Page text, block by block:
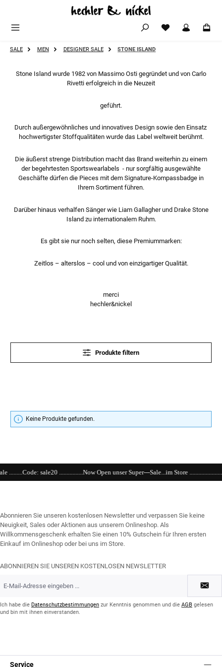
Zum Hauptinhalt springen
SALE MEN DESIGNER SALE STONE ISLAND
Stone Island wurde 1982 von Massimo Osti gegründet und von Carlo
Rivetti erfolgreich in die Neuzeit
geführt.
Durch außergewöhnliches und innovatives Design sowie den Einsatz
hochwertigster Stoffqualitäten wurde das Label weltweit berühmt.
Die äußerst strenge Distribution macht das Brand weiterhin zu einem
der begehrtesten Sportswearlabels - nur sorgfältig ausgewählte
Geschäfte dürfen die Pieces mit dem Signature-Kompassbadge in
Ihrem Sortiment führen.
Darüber hinaus verhalfen Sänger wie Liam Gallagher und Drake Stone
Island zu internationalem Ruhm.
Es gibt sie nur noch selten, diese Premiummarken:
Zeitlos – alterslos – cool und von einzigartiger Qualität.
merci
hechler&nickel
Produkte filtern
Keine Produkte gefunden.
sale20 ................Now Open unser Super---Sale...im Store
Abonnieren Sie unseren kostenlosen Newsletter und verpassen Sie keine
Neuigkeit, Sales oder Aktionen aus unserem Onlineshop. Als
Willkommensgeschenk erhalten Sie einen 10% Gutschein für Ihren ersten
Einkauf im Onlineshop oder bei uns im Store.
ABONNIEREN SIE UNSEREN KOSTENLOSEN NEWSLETTER
Mail-
*Ich habe die Datenschutzbestimmungen zur Kenntnis genommen und die AGB gelesen
und bin mit ihnen einverstanden.
Service